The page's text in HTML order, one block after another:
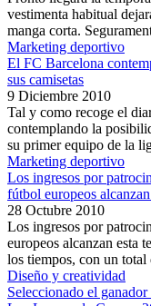
vestimenta habitual
manga corta.
Marketing deportivo
El FC Barcelona
sus camisetas
9 Diciembre 2010
Tal y como recoge el
contemplando la
su primer equipo de la
Marketing deportivo
Los ingresos por
fútbol europeos
28 Octubre 2010
Los ingresos por
europeos alcanzan esta
los tiempos, con un
Diseño y creatividad
Seleccionado el